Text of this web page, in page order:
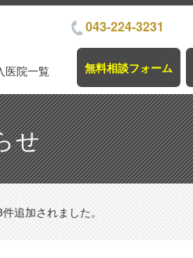
医院一覧
043-224-3231
無料相談フォーム
せ
追加されました。